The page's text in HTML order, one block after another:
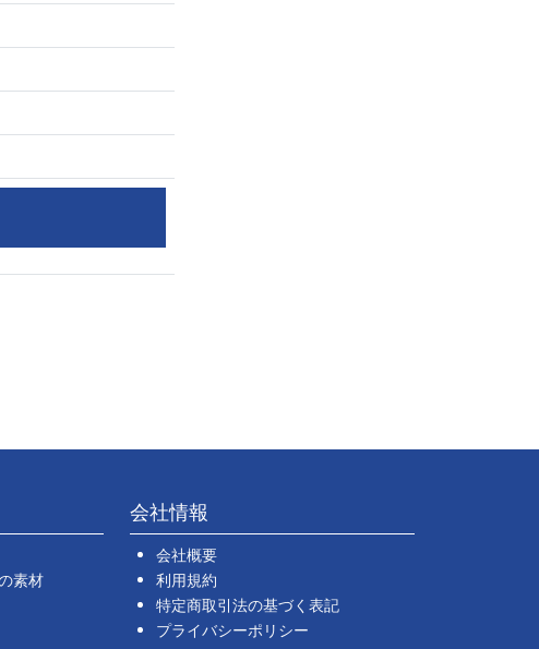
素材
会社情報
会社概要
利用規約
特定商取引法の基づく表記
プライバシーポリシー